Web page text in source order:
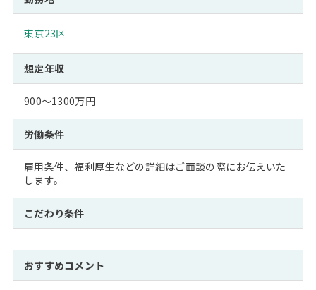
東京23区
想定年収
900～1300万円
労働条件
雇用条件、福利厚生などの詳細はご面談の際にお伝えいた
します。
こだわり条件
おすすめコメント